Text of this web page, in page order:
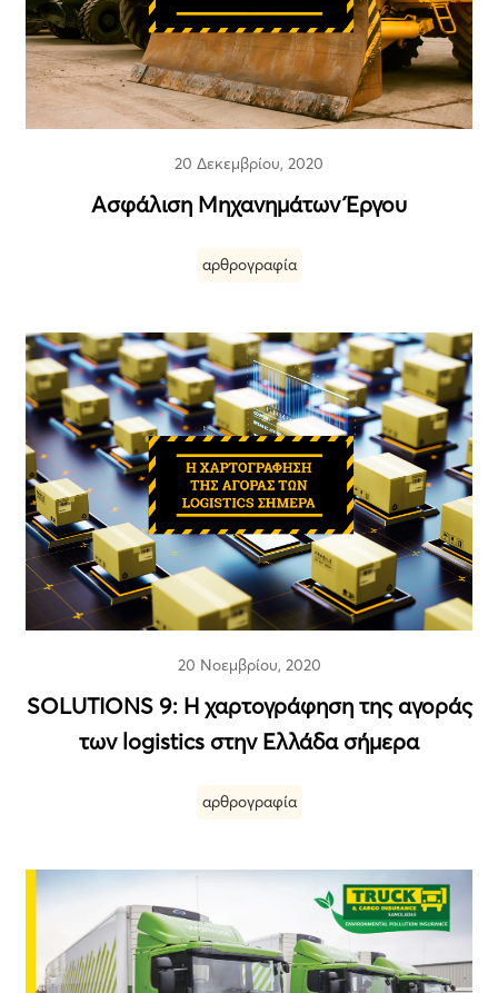
20 Δεκεμβρίου, 2020
Ασφάλιση Μηχανημάτων Έργου
αρθρογραφία
20 Νοεμβρίου, 2020
SOLUTIONS 9: Η χαρτογράφηση της αγοράς
των logistics στην Ελλάδα σήμερα
αρθρογραφία